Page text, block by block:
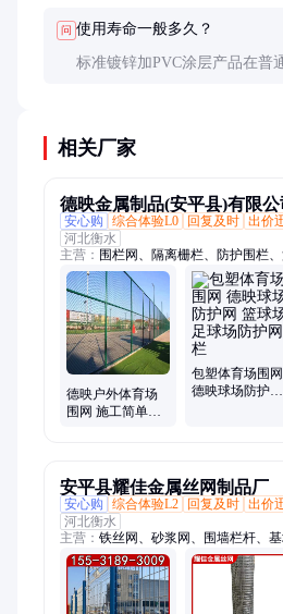
问 使用寿命一般多久？
标准镀锌加PVC涂层产品在普
相关厂家
德映金属制品(安平县)有限公
安心购
综合体验L0 回复及时 出价
河北衡水
主营： 围栏网、隔离栅栏、防护围栏
网、钢管球场围网、篮球场围栏、花
育场护栏网、运动场隔离网、运动场
场铁丝网栏
德映户外体育场
围网 施工简单便
包塑体育场围网
德映球场防护网
安平县耀佳金属丝网制品厂
安心购
综合体验L2 回复及时 出价
河北衡水
主营： 铁丝网、砂浆网、围墙栏杆、
护栏、刺绳围栏、折弯护栏网、外墙
围栏网、热镀锌电焊网、防裂钢丝网
地围栏、墙面抹灰挂网、高速公路隔离